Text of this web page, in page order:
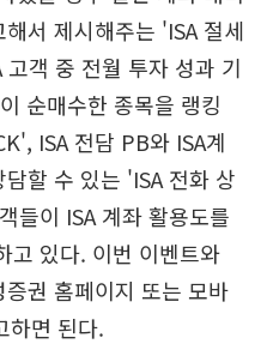
서 제시해주는 'ISA 절세
객 중 전월 투자 성과 기
순매수한 종목을 랭킹
ISA 전담 PB와 ISA계
할 수 있는 'ISA 전화 상
들이 ISA 계좌 활용도를
고 있다. 이번 이벤트와
권 홈페이지 또는 모바
하면 된다.